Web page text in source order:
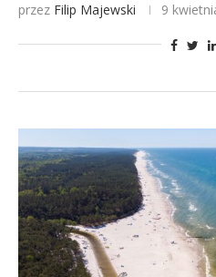
przez Filip Majewski 9